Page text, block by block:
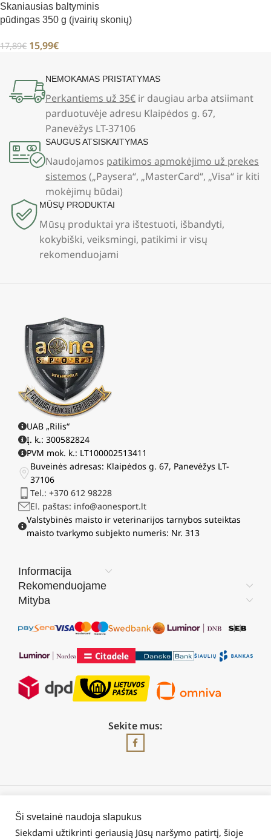
Skaniausias baltyminis
pūdingas 350 g (įvairių skonių)
17,89€ 15,99€
NEMOKAMAS PRISTATYMAS
Perkantiems už 35€ ir daugiau arba atsiimant
parduotuvėje adresu Klaipėdos g. 67,
Panevėžys LT-37106
SAUGUS ATSISKAITYMAS
Naudojamos patikimos apmokėjimo už prekes
sistemos („Paysera“, „MasterCard“, „Visa“ ir kiti
mokėjimų būdai)
MŪSŲ PRODUKTAI
Mūsų produktai yra ištestuoti, išbandyti,
kokybiški, veiksmingi, patikimi ir visų
rekomenduojami
UAB „Rilis“
Į. k.: 300582824
PVM mok. k.: LT100002513411
Buveinės adresas: Klaipėdos g. 67, Panevėžys LT-
37106
Tel.: +370 612 98228
El. paštas: info@aonesport.lt
Valstybinės maisto ir veterinarijos tarnybos suteiktas
maisto tvarkymo subjekto numeris: Nr. 313
Informacija
Rekomenduojame
Mityba
Sekite mus:
2026 © Visos teisės saugomos | UAB „Rilis“
Ši svetainė naudoja slapukus
Siekdami užtikrinti geriausią Jūsų naršymo patirtį, šioje